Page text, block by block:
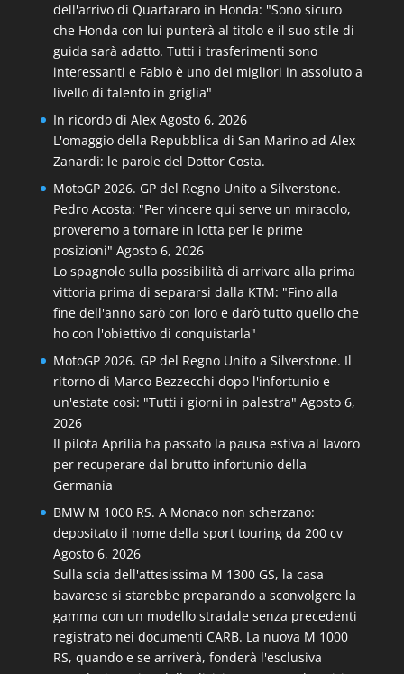
dell'arrivo di Quartararo in Honda: "Sono sicuro
che Honda con lui punterà al titolo e il suo stile di
guida sarà adatto. Tutti i trasferimenti sono
interessanti e Fabio è uno dei migliori in assoluto a
livello di talento in griglia"
In ricordo di Alex Agosto 6, 2026
L'omaggio della Repubblica di San Marino ad Alex
Zanardi: le parole del Dottor Costa.
MotoGP 2026. GP del Regno Unito a Silverstone.
Pedro Acosta: "Per vincere qui serve un miracolo,
proveremo a tornare in lotta per le prime
posizioni" Agosto 6, 2026
Lo spagnolo sulla possibilità di arrivare alla prima
vittoria prima di separarsi dalla KTM: "Fino alla
fine dell'anno sarò con loro e darò tutto quello che
ho con l'obiettivo di conquistarla"
MotoGP 2026. GP del Regno Unito a Silverstone. Il
ritorno di Marco Bezzecchi dopo l'infortunio e
un'estate così: "Tutti i giorni in palestra" Agosto 6,
2026
Il pilota Aprilia ha passato la pausa estiva al lavoro
per recuperare dal brutto infortunio della
Germania
BMW M 1000 RS. A Monaco non scherzano:
depositato il nome della sport touring da 200 cv
Agosto 6, 2026
Sulla scia dell'attesissima M 1300 GS, la casa
bavarese si starebbe preparando a sconvolgere la
gamma con un modello stradale senza precedenti
registrato nei documenti CARB. La nuova M 1000
RS, quando e se arriverà, fonderà l'esclusiva